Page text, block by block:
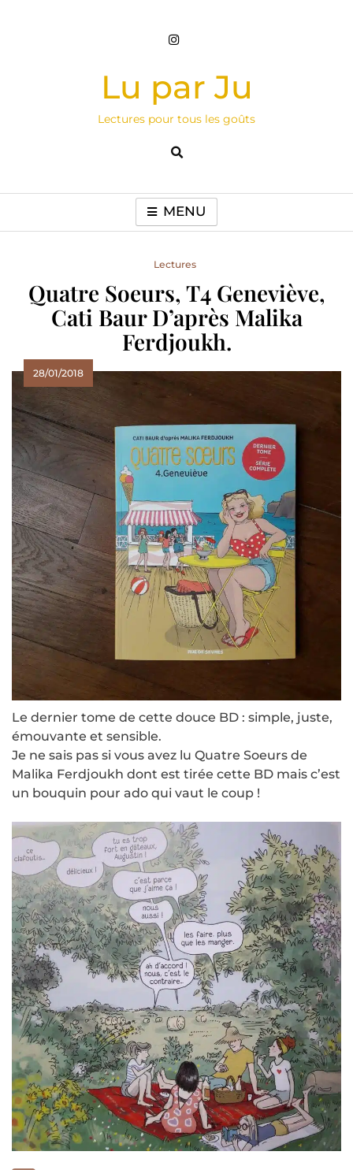
Lu par Ju
Lectures pour tous les goûts
MENU
Lectures
Quatre Soeurs, T4 Geneviève,
Cati Baur D’après Malika
Ferdjoukh.
28/01/2018
Le dernier tome de cette douce BD : simple, juste,
émouvante et sensible.
Je ne sais pas si vous avez lu Quatre Soeurs de
Malika Ferdjoukh dont est tirée cette BD mais c’est
un bouquin pour ado qui vaut le coup !